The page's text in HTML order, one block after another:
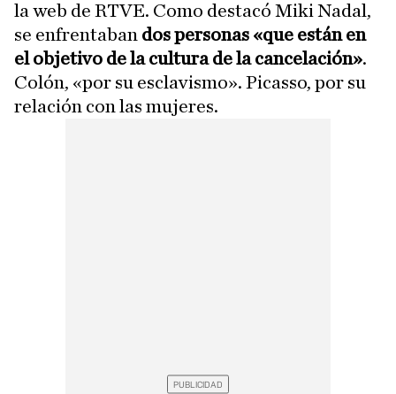
la web de RTVE. Como destacó Miki Nadal,
se enfrentaban dos personas «que están en
el objetivo de la cultura de la cancelación».
Colón, «por su esclavismo». Picasso, por su
relación con las mujeres.